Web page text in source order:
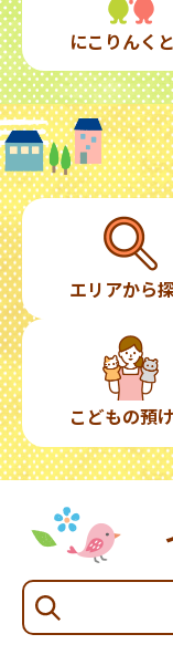
にこりんく
エリアから
こどもの預